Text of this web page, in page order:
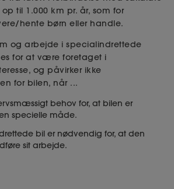
til 1.000 km pr. år, som for
hente børn eller handle.
og arbejde i specialindrettede
for at være foretaget i
og påvirker ikke
for bilen, når ...
behov for, at bilen er
specielle måde.
bil er nødvendig for, at den
sit arbejde.